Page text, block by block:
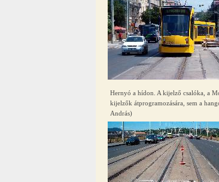
Hernyó a hídon. A kijelző csalóka, a
kijelzők átprogramozására, sem a
András)